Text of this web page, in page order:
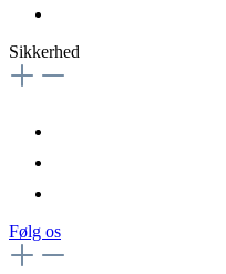
Sikkerhed
Følg os